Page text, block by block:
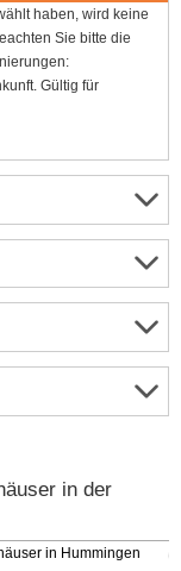
haben, wird keine
Sie bitte die
Gültig für
in der